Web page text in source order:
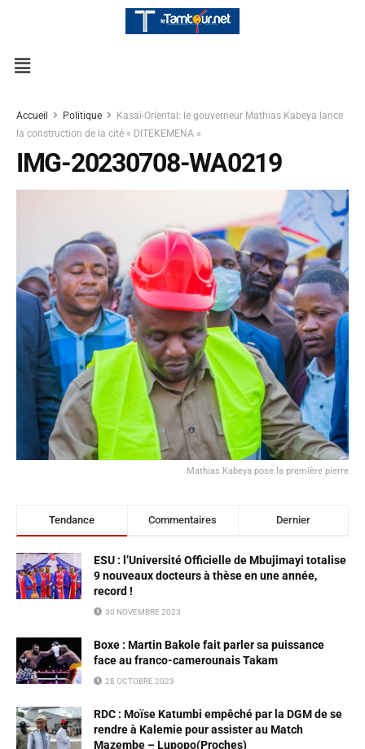
Accueil Politique
Kasaï-Oriental: le gouverneur Mathias Kabeya lance
la construction de la cité « DITEKEMENA »
IMG-20230708-WA0219
Mathias Kabeya pose la première pierre
Tendance Commentaires Dernier
ESU : l’Université Officielle de Mbujimayi totalise
9 nouveaux docteurs à thèse en une année,
record !
30 NOVEMBRE 2023
Boxe : Martin Bakole fait parler sa puissance
face au franco-camerounais Takam
28 OCTOBRE 2023
RDC : Moïse Katumbi empêché par la DGM de se
rendre à Kalemie pour assister au Match
Mazembe – Lupopo(Proches)